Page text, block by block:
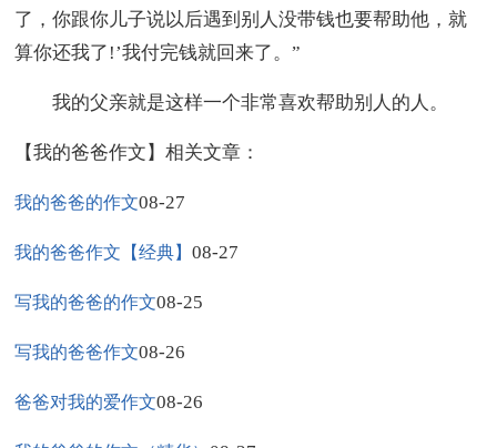
了，你跟你儿子说以后遇到别人没带钱也要帮助他，就
算你还我了!’我付完钱就回来了。”
我的父亲就是这样一个非常喜欢帮助别人的人。
【我的爸爸作文】相关文章：
我的爸爸的作文08-27
我的爸爸作文【经典】08-27
写我的爸爸的作文08-25
写我的爸爸作文08-26
爸爸对我的爱作文08-26